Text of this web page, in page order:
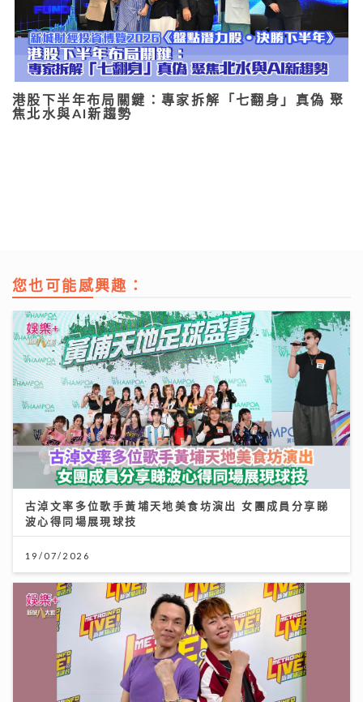
港股下半年布局關鍵：專家拆解「七翻身」真偽 聚
焦北水與AI新趨勢
您也可能感興趣：
古淖文率多位歌手黃埔天地美食坊演出 女團成員分享睇
波心得同場展現球技
19/07/2026